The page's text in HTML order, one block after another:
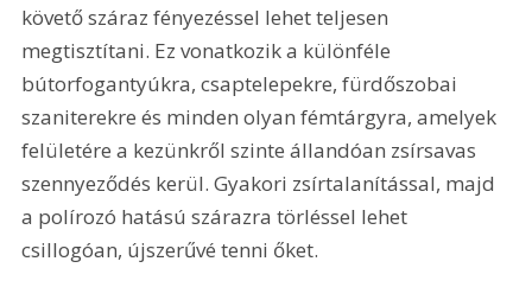
követő száraz fényezéssel lehet teljesen
megtisztítani. Ez vonatkozik a különféle
bútorfogantyúkra, csaptelepekre, fürdőszobai
szaniterekre és minden olyan fémtárgyra, amelyek
felületére a kezünkről szinte állandóan zsírsavas
szennyeződés kerül. Gyakori zsírtalanítással, majd
a polírozó hatású szárazra törléssel lehet
csillogóan, újszerűvé tenni őket.